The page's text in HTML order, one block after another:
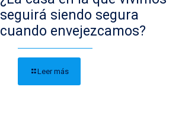
seguirá siendo segura
cuando envejezcamos?
Leer más